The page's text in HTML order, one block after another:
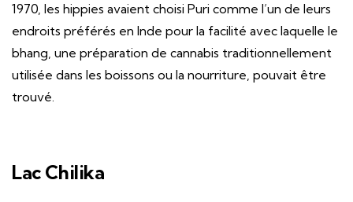
1970, les hippies avaient choisi Puri comme l’un de leurs
endroits préférés en Inde pour la facilité avec laquelle le
bhang, une préparation de cannabis traditionnellement
utilisée dans les boissons ou la nourriture, pouvait être
trouvé.
Lac Chilika